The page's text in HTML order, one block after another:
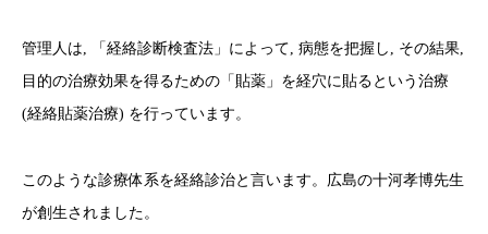
管理人は, 「経絡診断検査法」によって, 病態を把握し, その結果,
目的の治療効果を得るための「貼薬」を経穴に貼るという治療
(経絡貼薬治療) を行っています。
このような診療体系を経絡診治と言います。広島の十河孝博先生
が創生されました。